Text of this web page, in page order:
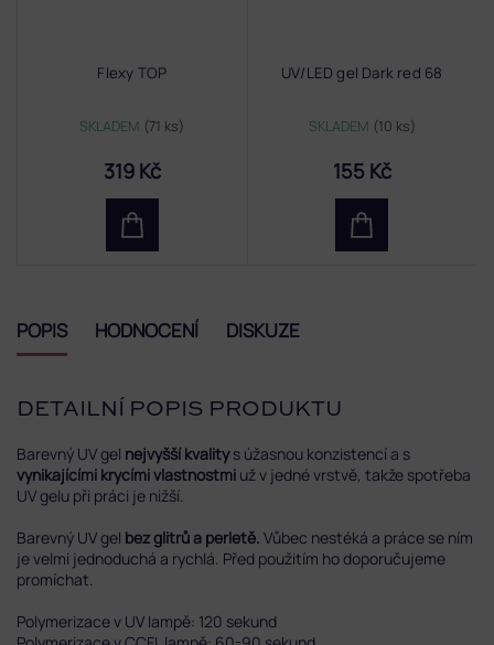
Flexy TOP
SKLADEM (71 ks)
319 Kč
UV/LED gel Dark red 68
SKLADEM (10 ks)
155 Kč
POPIS HODNOCENÍ DISKUZE
DETAILNÍ POPIS PRODUKTU
Barevný UV gel nejvyšší kvalitys úžasnou konzistencí a s
vynikajícími krycími vlastnostmi už v jedné vrstvě, takže spotřeba
UV gelu při práci je nižší.
Barevný UV gel bez glitrů a perletě. Vůbec nestéká a práce se ním
je velmi jednoduchá a rychlá. Před použitím ho doporučujeme
promíchat.
Polymerizace v UV lampě: 120 sekund